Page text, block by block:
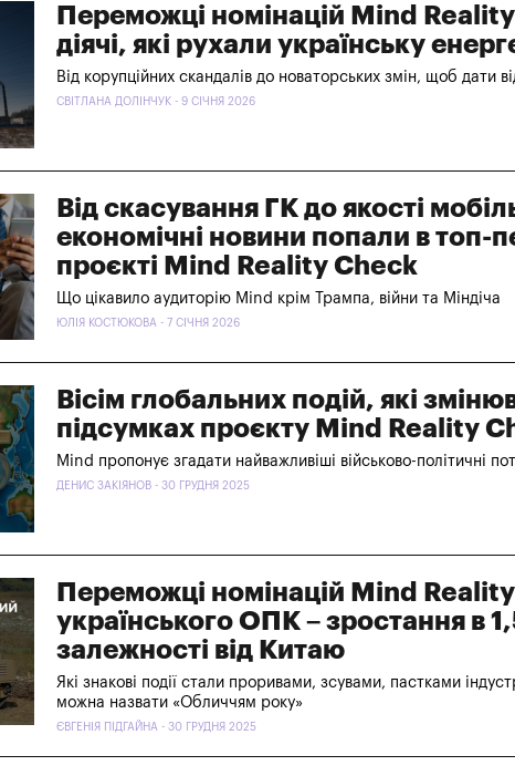
Переможці номінацій Mind Reality
діячі, які рухали українську
Від корупційних скандалів до новаторських змін, щоб дати
СВІТЛАНА ДОЛІНЧУК - 9 СІЧНЯ 2026
Від скасування ГК до якості
економічні новини попали в топ-
проєкті Mind Reality Check
Що цікавило аудиторію Mind крім Трампа, війни та Міндіча
ЮЛІЯ КОСТЮКОВА - 7 СІЧНЯ 2026
Вісім глобальних подій, які
підсумках проєкту Mind Reality
Mind пропонує згадати найважливіші військово-політичні
ДЕНИС ЗАКІЯНОВ - 30 ГРУДНЯ 2025
Переможці номінацій Mind
українського ОПК – зростання в
залежності від Китаю
Які знакові події стали проривами, зсувами, пастками
можна назвати «Обличчям року»
ЄВГЕНІЯ ПІДГАЙНА - 30 ГРУДНЯ 2025